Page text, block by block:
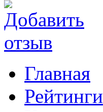
Главная
Рейтинги